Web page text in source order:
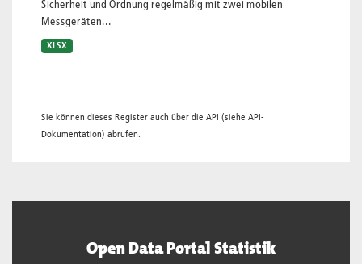
Sicherheit und Ordnung regelmäßig mit zwei mobilen
Messgeräten...
XLSX
Sie können dieses Register auch über die API (siehe API-
Dokumentation) abrufen.
Open Data Portal Statistik